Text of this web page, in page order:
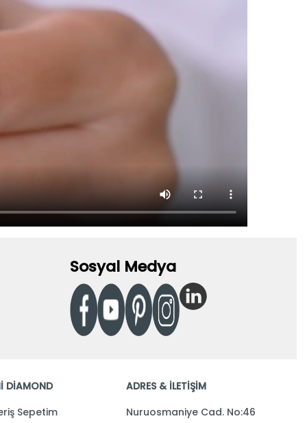
Sosyal Medya
DİAMOND
Sepetim
ADRES & İLETİŞİM
Nuruosmaniye Cad. No:46